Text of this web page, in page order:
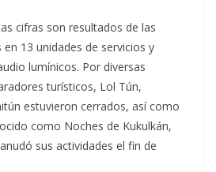
cifras son resultados de las
13 unidades de servicios y
lumínicos. Por diversas
turísticos, Lol Tún,
estuvieron cerrados, así como
como Noches de Kukulkán,
sus actividades el fin de